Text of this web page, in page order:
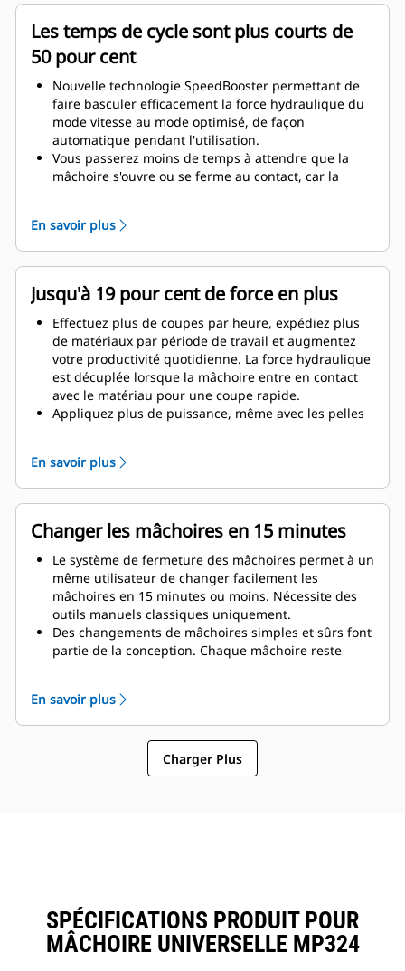
Les temps de cycle sont plus courts de
50 pour cent
Nouvelle technologie SpeedBooster permettant de
faire basculer efficacement la force hydraulique du
mode vitesse au mode optimisé, de façon
automatique pendant l'utilisation.
Vous passerez moins de temps à attendre que la
mâchoire s'ouvre ou se ferme au contact, car la
La force maximale d'écrasement/de coupe est
appliquée dès que la mâchoire entre en contact
avec le matériau.
En savoir plus
Jusqu'à 19 pour cent de force en plus
Effectuez plus de coupes par heure, expédiez plus
de matériaux par période de travail et augmentez
votre productivité quotidienne. La force hydraulique
est décuplée lorsque la mâchoire entre en contact
avec le matériau pour une coupe rapide.
Appliquez plus de puissance, même avec les pelles
possible de la machine.
Bénéficiez de performances maximales et d'une
assistance totale avec une solution de démolition
Cat complète. Des programmes pour cisailles
universelles (MP, Multi-Processors) sont intégrés à
l'écran Cat nouvelle génération du conducteur. Point
d'assistance unique pour l'ensemble de votre
système chez votre concessionnaire Cat local.
En savoir plus
Changer les mâchoires en 15 minutes
Le système de fermeture des mâchoires permet à un
même utilisateur de changer facilement les
mâchoires en 15 minutes ou moins. Nécessite des
outils manuels classiques uniquement.
Des changements de mâchoires simples et sûrs font
partie de la conception. Chaque mâchoire reste
Le modèle MP324 est compatible avec les types de
mâchoires spécifiques aux applications suivantes :
En savoir plus
Charger Plus
SPÉCIFICATIONS PRODUIT POUR
MÂCHOIRE UNIVERSELLE MP324